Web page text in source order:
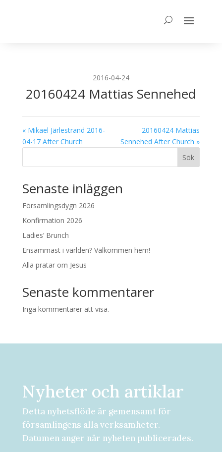
2016-04-24
20160424 Mattias Sennehed
« Mikael Järlestrand 2016-
04-17 After Church
20160424 Mattias
Sennehed After Church »
Sök
Senaste inläggen
Församlingsdygn 2026
Konfirmation 2026
Ladies’ Brunch
Ensammast i världen? Välkommen hem!
Alla pratar om Jesus
Senaste kommentarer
Inga kommentarer att visa.
Nyheter och artiklar
Detta nyhetsflöde är gemensamt för
församlingens alla verksamheter.
Datumen anger när nyheten publicerades.